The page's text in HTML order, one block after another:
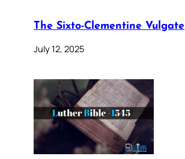
The Sixto-Clementine Vulgate
July 12, 2025